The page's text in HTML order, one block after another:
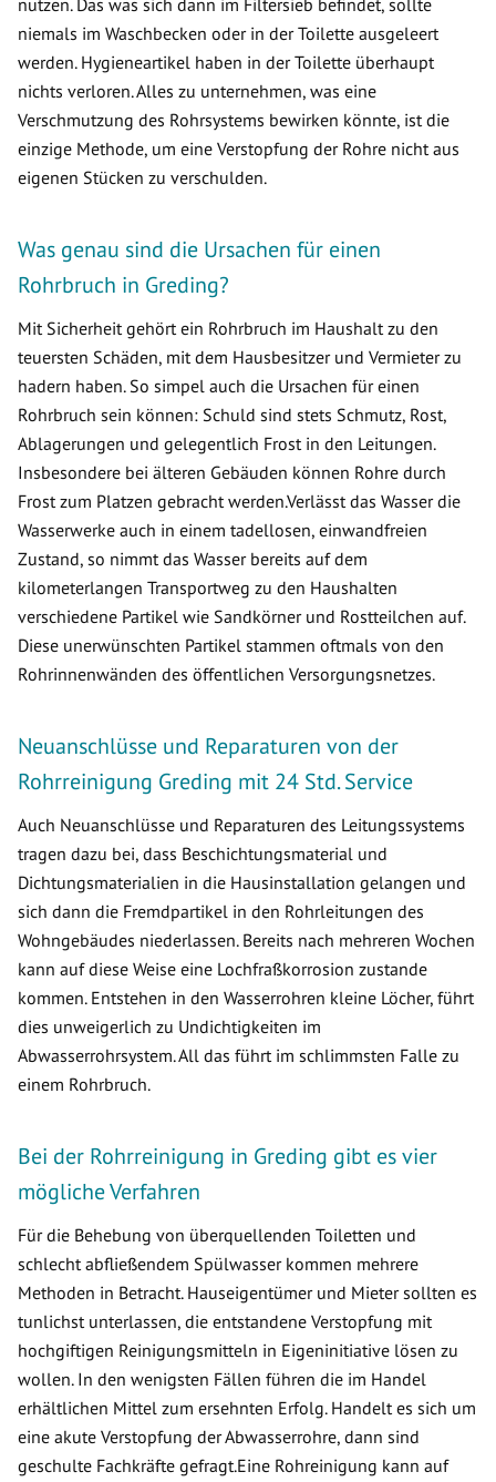
nutzen. Das was sich dann im Filtersieb befindet, sollte
niemals im Waschbecken oder in der Toilette ausgeleert
werden. Hygieneartikel haben in der Toilette überhaupt
nichts verloren. Alles zu unternehmen, was eine
Verschmutzung des Rohrsystems bewirken könnte, ist die
einzige Methode, um eine Verstopfung der Rohre nicht aus
eigenen Stücken zu verschulden.
Was genau sind die Ursachen für einen
Rohrbruch in Greding?
Mit Sicherheit gehört ein Rohrbruch im Haushalt zu den
teuersten Schäden, mit dem Hausbesitzer und Vermieter zu
hadern haben. So simpel auch die Ursachen für einen
Rohrbruch sein können: Schuld sind stets Schmutz, Rost,
Ablagerungen und gelegentlich Frost in den Leitungen.
Insbesondere bei älteren Gebäuden können Rohre durch
Frost zum Platzen gebracht werden.Verlässt das Wasser die
Wasserwerke auch in einem tadellosen, einwandfreien
Zustand, so nimmt das Wasser bereits auf dem
kilometerlangen Transportweg zu den Haushalten
verschiedene Partikel wie Sandkörner und Rostteilchen auf.
Diese unerwünschten Partikel stammen oftmals von den
Rohrinnenwänden des öffentlichen Versorgungsnetzes.
Neuanschlüsse und Reparaturen von der
Rohrreinigung Greding mit 24 Std. Service
Auch Neuanschlüsse und Reparaturen des Leitungssystems
tragen dazu bei, dass Beschichtungsmaterial und
Dichtungsmaterialien in die Hausinstallation gelangen und
sich dann die Fremdpartikel in den Rohrleitungen des
Wohngebäudes niederlassen. Bereits nach mehreren Wochen
kann auf diese Weise eine Lochfraßkorrosion zustande
kommen. Entstehen in den Wasserrohren kleine Löcher, führt
dies unweigerlich zu Undichtigkeiten im
Abwasserrohrsystem. All das führt im schlimmsten Falle zu
einem Rohrbruch.
Bei der Rohrreinigung in Greding gibt es vier
mögliche Verfahren
Für die Behebung von überquellenden Toiletten und
schlecht abfließendem Spülwasser kommen mehrere
Methoden in Betracht. Hauseigentümer und Mieter sollten es
tunlichst unterlassen, die entstandene Verstopfung mit
hochgiftigen Reinigungsmitteln in Eigeninitiative lösen zu
wollen. In den wenigsten Fällen führen die im Handel
erhältlichen Mittel zum ersehnten Erfolg. Handelt es sich um
eine akute Verstopfung der Abwasserrohre, dann sind
geschulte Fachkräfte gefragt.Eine Rohreinigung kann auf